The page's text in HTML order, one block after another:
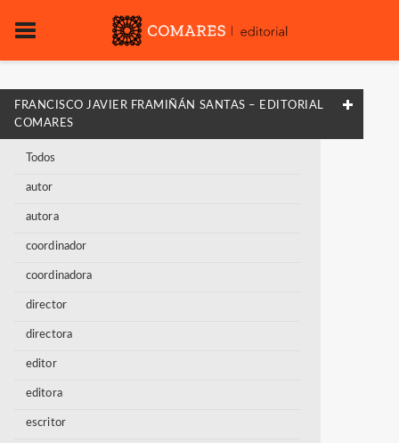
FRANCISCO JAVIER FRAMIÑÁN SANTAS – EDITORIAL
COMARES
Todos
autor
autora
coordinador
coordinadora
director
directora
editor
editora
escritor